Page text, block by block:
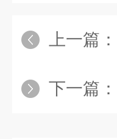
上一篇：
下一篇：